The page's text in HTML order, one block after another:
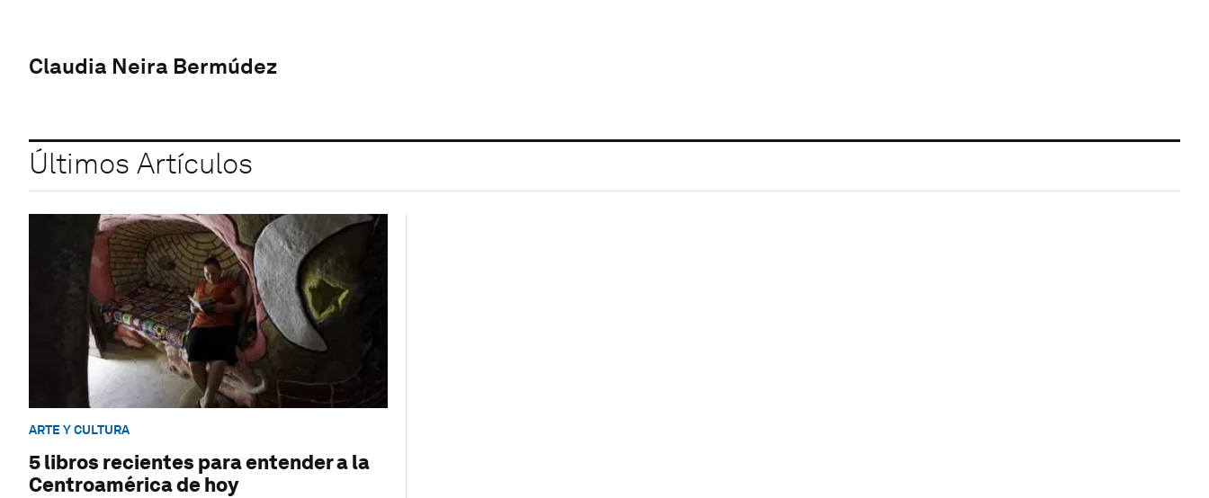
Claudia Neira Bermúdez
Últimos Artículos
ARTE Y CULTURA
5 libros recientes para entender a la
Centroamérica de hoy